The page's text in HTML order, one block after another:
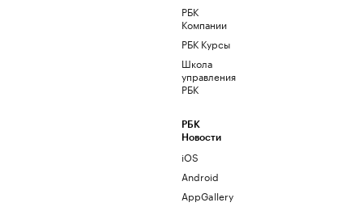
РБК
Компании
РБК Курсы
Школа
управления
РБК
РБК
Новости
iOS
Android
AppGallery